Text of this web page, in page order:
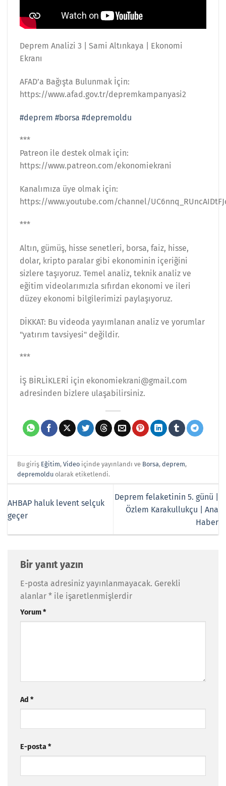
Deprem Analizi 3 | Sami Altınkaya | Ekonomi
Ekranı
AFAD’a Bağışta Bulunmak İçin:
https://www.afad.gov.tr/depremkampanyasi2
#deprem #borsa #depremoldu
***
Patreon ile destek olmak için:
https://www.patreon.com/ekonomiekrani
Kanalımıza üye olmak için:
https://www.youtube.com/channel/
***
Altın, gümüş, hisse senetleri, borsa, faiz, hisse,
dolar, kripto paralar gibi ekonominin içeriğini
sizlere taşıyoruz. Temel analiz, teknik analiz ve
eğitim videolarımızla sıfırdan ekonomi ve ileri
düzey ekonomi bilgilerimizi paylaşıyoruz.
DİKKAT: Bu videoda yayımlanan analiz ve yorumlar
"yatırım tavsiyesi" değildir.
***
İŞ BİRLİKLERİ için ekonomiekrani@gmail.com
adresinden bizlere ulaşabilirsiniz.
Bu giriş Eğitim,Video içinde yayınlandı ve Borsa,deprem,
depremoldu olarak etiketlendi.
AHBAP haluk levent selçuk
geçer
Deprem felaketinin 5. günü |
Özlem Karakullukçu | Ana
Haber
Bir yanıt yazın
E-posta adresiniz yayınlanmayacak. Gerekli
alanlar * ile işaretlenmişlerdir
Yorum*
Ad *
E-posta*